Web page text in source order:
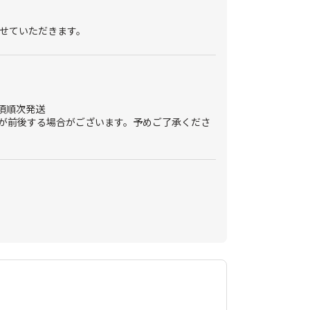
ていただきます。
順次発送
前後する場合がございます。予めご了承くださ